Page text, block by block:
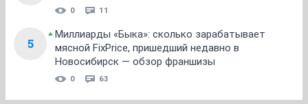
0 11
5
Миллиарды «Быка»: сколько зарабатывает
мясной FixPrice, пришедший недавно в
Новосибирск — обзор франшизы
0 63